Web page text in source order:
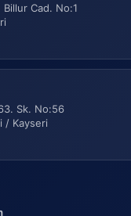
Cad. No:1
Sk. No:56
/ Kayseri